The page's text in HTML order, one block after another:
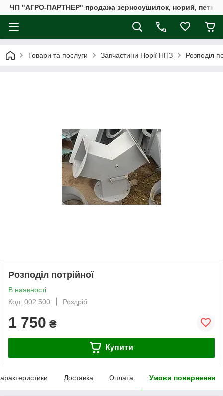
ЧП "АГРО-ПАРТНЕР" продажа зерносушилок, норий,
Товари та послуги Запчастини Норії НПЗ Розподіл
Розподіл потрійної
В наявності
Код: 002.500
Роздріб
1 750 ₴
Купити
Доставка Оплата Умови повернення